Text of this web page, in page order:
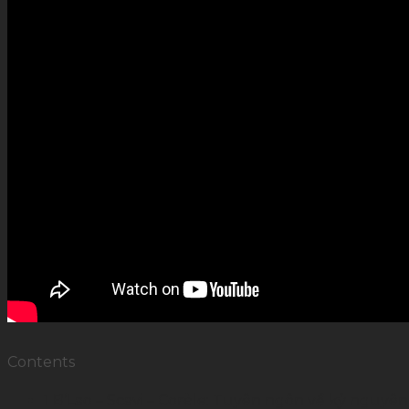
Contents